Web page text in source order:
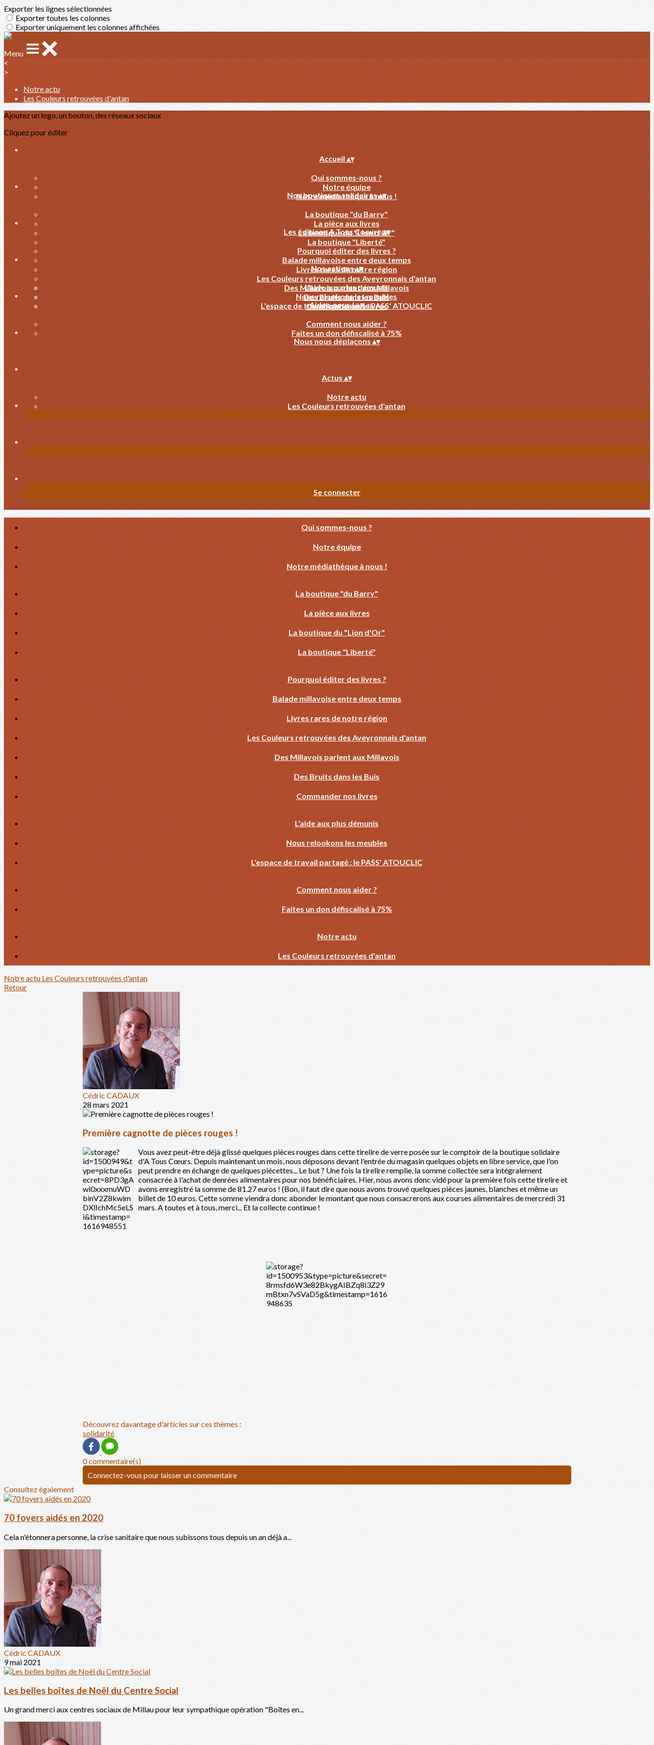
Exporter les lignes sélectionnées
Exporter toutes les colonnes
Exporter uniquement les colonnes affichées
Menu
<
>
Notre actu
Les Couleurs retrouvées d'antan
Ajoutez un logo, un bouton, des réseaux sociaux
Cliquez pour éditer
Accueil ▴▾
Qui sommes-nous ?
Notre équipe
Notre médiathèque à nous !
Nos boutiques solidaires▴▾
La boutique "du Barry"
La pièce aux livres
La boutique du "Lion d'Or"
La boutique "Liberté"
Les éditions A Tous Coeurs▴▾
Pourquoi éditer des livres ?
Balade millavoise entre deux temps
Livres rares de notre région
Les Couleurs retrouvées des Aveyronnais d'antan
Des Millavois parlent aux Millavois
Des Bruits dans les Buis
Commander nos livres
Nos actions▴▾
L'aide aux plus démunis
Nous relookons les meubles
L'espace de travail partagé : le PASS' ATOUCLIC
Aidez-nous !▴▾
Comment nous aider ?
Faites un don défiscalisé à 75%
Nous nous déplaçons ▴▾
Actus ▴▾
Notre actu
Les Couleurs retrouvées d'antan
Se connecter
Qui sommes-nous ?
Notre équipe
Notre médiathèque à nous !
La boutique "du Barry"
La pièce aux livres
La boutique du "Lion d'Or"
La boutique "Liberté"
Pourquoi éditer des livres ?
Balade millavoise entre deux temps
Livres rares de notre région
Les Couleurs retrouvées des Aveyronnais d'antan
Des Millavois parlent aux Millavois
Des Bruits dans les Buis
Commander nos livres
L'aide aux plus démunis
Nous relookons les meubles
L'espace de travail partagé : le PASS' ATOUCLIC
Comment nous aider ?
Faites un don défiscalisé à 75%
Notre actu
Les Couleurs retrouvées d'antan
Notre actu Les Couleurs retrouvées d'antan
Retour
Cédric CADAUX
28 mars 2021
Première cagnotte de pièces rouges !
Vous avez peut-être déjà glissé quelques pièces rouges dans cette tirelire de verre posée sur le comptoir de la boutique solidaire
d'A Tous Cœurs. Depuis maintenant un mois, nous déposons devant l'entrée du magasin quelques objets en libre service, que l'on
peut prendre en échange de quelques piécettes... Le but ? Une fois la tirelire remplie, la somme collectée sera intégralement
consacrée à l'achat de denrées alimentaires pour nos bénéficiaires. Hier, nous avons donc vidé pour la première fois cette tirelire et
avons enregistré la somme de 81.27 euros ! (Bon, il faut dire que nous avons trouvé quelques pièces jaunes, blanches et même un
billet de 10 euros. Cette somme viendra donc abonder le montant que nous consacrerons aux courses alimentaires de mercredi 31
mars. A toutes et à tous, merci... Et la collecte continue !
Découvrez davantage d'articles sur ces thèmes :
solidarité
0 commentaire(s)
Connectez-vous pour laisser un commentaire
Consultez également
70 foyers aidés en 2020
Cela n'étonnera personne, la crise sanitaire que nous subissons tous depuis un an déjà a...
Cédric CADAUX
9 mai 2021
Les belles boîtes de Noël du Centre Social
Un grand merci aux centres sociaux de Millau pour leur sympathique opération "Boîtes en...